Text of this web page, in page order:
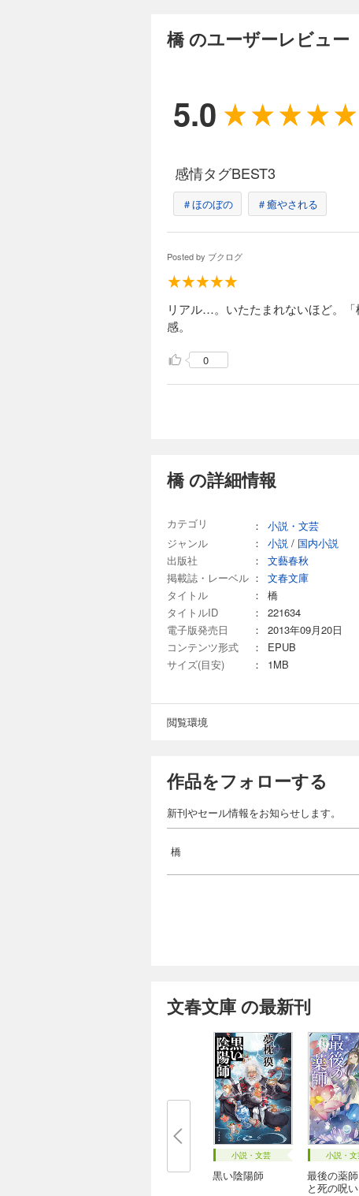
橋 のユーザーレビュー
5.0
感情タグBEST3
＃ほのぼの ＃癒やされる
Posted by ブクログ
リアル…。いたたまれないほど。
感。
0
橋 の詳細情報
カテゴリ ：
小説・文芸
ジャンル
： 小説 / 国内小説
出版社
：
文藝春秋
掲載誌・レーベル ：
文春文庫
タイトル
：
橋
タイトルID
：
221634
電子版発売日
：
2013年09月20日
コンテンツ形式
：
EPUB
サイズ(目安)
： 1MB
閲覧環境
作品をフォローする
新刊やセール情報をお知らせします。
橋
文春文庫 の最新刊
小説・文芸
黒い陰陽師
小説・
最後の薬
と死の呪い